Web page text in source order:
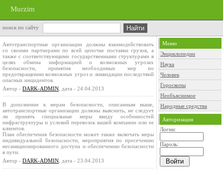
Murzim
поиск по сайту
Автотранспортные организации должны взаимодействовать
со своими партнерами по всей цепочке поставки грузов, а
также с соответствующими государственными структурами в
целях обмена информацией о возможных угрозах
безопасности, принятия необходимых мер по
предотвращению возможных угроз и ликвидации последствий
опасных инцидентов.
Автор - DARK-ADMIN , дата - 24.04.2013
В дополнение к мерам безопасности, описанным выше,
автотранспортные организации должны выяснить, не следует
ли принять специальные меры ввиду особенностей
инфраструктуры и условий перевозок вашей компании или ее
клиентов.
План обеспечения безопасности может также включать меры
индивидуальной безопасности, мероприятия по пресечению
несанкционированного доступа и обеспечению безопасности
в пути.
Автор - DARK-ADMIN , дата - 23.04.2013
Меню
Энциклопедии
Наука
Человек
Гороскопы
Необъяснимое
Народные средства
Авторизация
Логин:
Пароль: